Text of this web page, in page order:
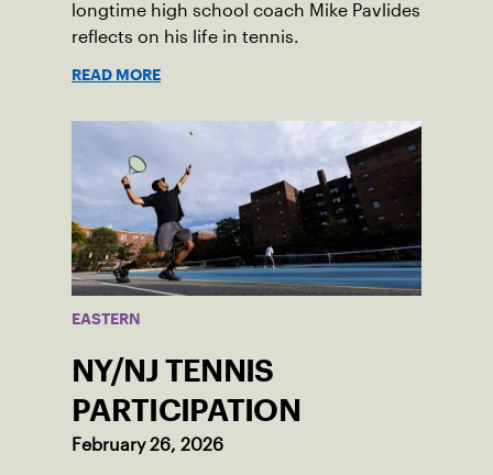
longtime high school coach Mike Pavlides
reflects on his life in tennis.
READ MORE
EASTERN
NY/NJ TENNIS
PARTICIPATION
February 26, 2026